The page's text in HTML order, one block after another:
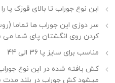
این نوع جوراب تا بالای قوزک
سر دوزی این جوراب ها تماما
کردن روی انگشتان پای شما می
مناسب برای سایز پا 36 الی 44
کش بافته شده در این نوع
میشود کش جوراب در بلند مدت